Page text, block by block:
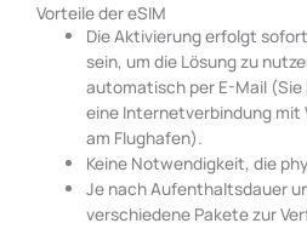
Vorteile der eSIM
Die Aktivierung erfolgt
sein, um die Lösung zu
automatisch per E-Mail
eine Internetverbindung mit
am Flughafen).
Keine Notwendigkeit, die
Je nach Aufenthaltsdauer
verschiedene Pakete zur